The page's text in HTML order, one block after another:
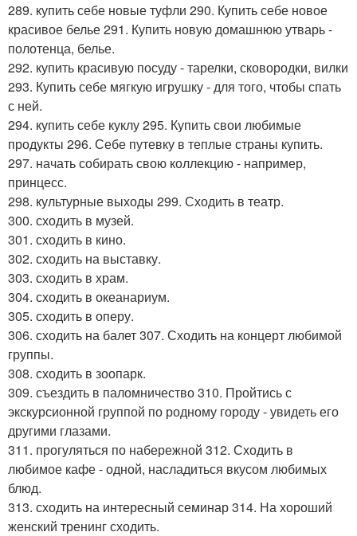
289. купить себе новые туфли 290. Купить себе новое
красивое белье 291. Купить новую домашнюю утварь -
полотенца, белье.
292. купить красивую посуду - тарелки, сковородки, вилки
293. Купить себе мягкую игрушку - для того, чтобы спать
с ней.
294. купить себе куклу 295. Купить свои любимые
продукты 296. Себе путевку в теплые страны купить.
297. начать собирать свою коллекцию - например,
принцесс.
298. культурные выходы 299. Сходить в театр.
300. сходить в музей.
301. сходить в кино.
302. сходить на выставку.
303. сходить в храм.
304. сходить в океанариум.
305. сходить в оперу.
306. сходить на балет 307. Сходить на концерт любимой
группы.
308. сходить в зоопарк.
309. съездить в паломничество 310. Пройтись с
экскурсионной группой по родному городу - увидеть его
другими глазами.
311. прогуляться по набережной 312. Сходить в
любимое кафе - одной, насладиться вкусом любимых
блюд.
313. сходить на интересный семинар 314. На хороший
женский тренинг сходить.